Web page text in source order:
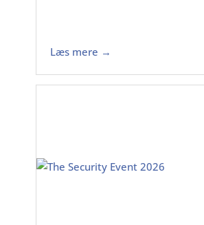
Læs mere →